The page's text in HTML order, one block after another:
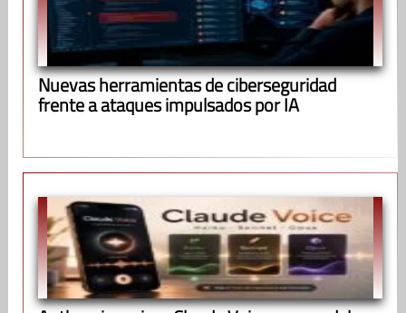
Nuevas herramientas de ciberseguridad
frente a ataques impulsados por IA